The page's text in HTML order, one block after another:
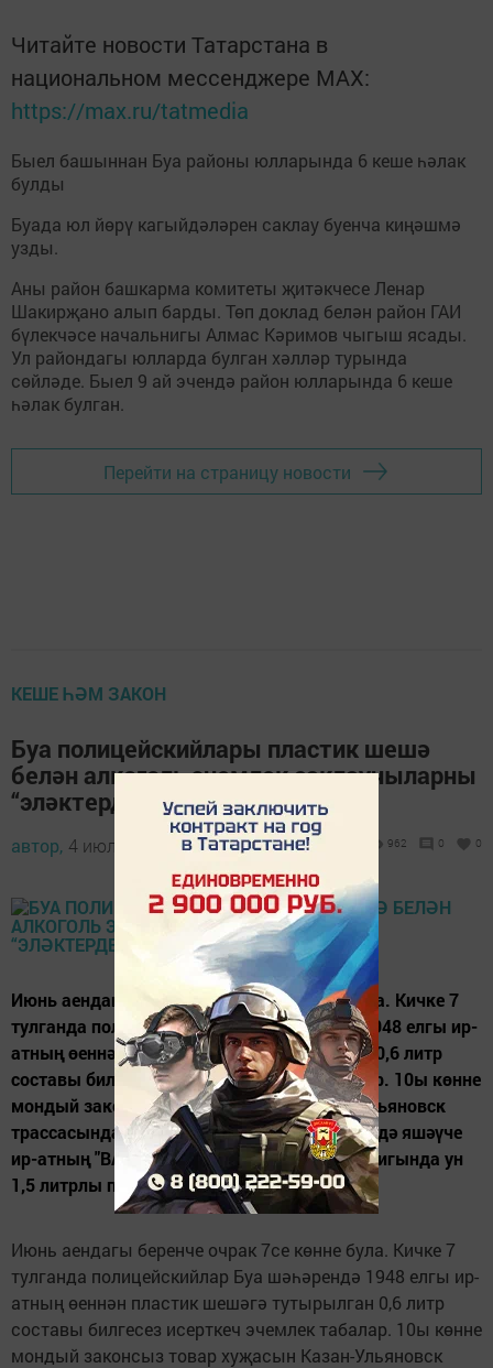
Читайте новости Татарстана в
национальном мессенджере MАХ:
https://max.ru/tatmedia
Быел башыннан Буа районы юлларында 6 кеше һәлак
булды
Буада юл йөрү кагыйдәләрен саклау буенча киңәшмә
узды.
Аны район башкарма комитеты җитәкчесе Ленар
Шакирҗано алып барды. Төп доклад белән район ГАИ
бүлекчәсе начальнигы Алмас Кәримов чыгыш ясады.
Ул райондагы юлларда булган хәлләр турында
сөйләде. Быел 9 ай эчендә район юлларында 6 кеше
һәлак булган.
Перейти на страницу новости
КЕШЕ ҺӘМ ЗАКОН
Буа полицейскийлары пластик шешә
белән алкоголь эчемлек саклаучыларны
“эләктерделәр”
автор, 4 июль 2016 - 06:31 962 0 0
Июнь аендагы беренче очрак 7се көнне була. Кичке 7
тулганда полицейскийлар Буа шәһәрендә 1948 елгы ир-
атның өеннән пластик шешәгә тутырылган 0,6 литр
составы билгесез исерткеч эчемлек табалар. 10ы көнне
мондый законсыз товар хуҗасын Казан-Ульяновск
трассасында тоткарлыйлар. Киров өлкәсендә яшәүче
ир-атның "ВАЗ-210740" автомобиле багажнигында ун
1,5 литрлы пластик шешәдә шулай ук...
Июнь аендагы беренче очрак 7се көнне була. Кичке 7
тулганда полицейскийлар Буа шәһәрендә 1948 елгы ир-
атның өеннән пластик шешәгә тутырылган 0,6 литр
составы билгесез исерткеч эчемлек табалар. 10ы көнне
мондый законсыз товар хуҗасын Казан-Ульяновск